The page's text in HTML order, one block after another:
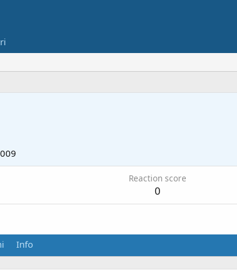
Reaction score
0
Info